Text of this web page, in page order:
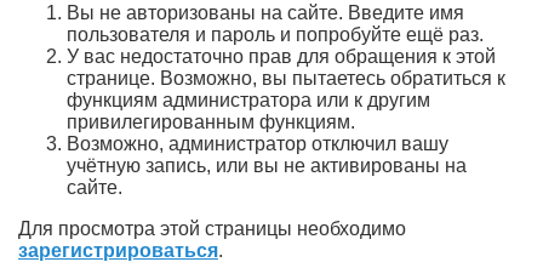
Вы не авторизованы на сайте. Введите имя
пользователя и пароль и попробуйте ещё раз.
У вас недостаточно прав для обращения к этой
странице. Возможно, вы пытаетесь обратиться к
функциям администратора или к другим
привилегированным функциям.
Возможно, администратор отключил вашу
учётную запись, или вы не активированы на
сайте.
Для просмотра этой страницы необходимо
зарегистрироваться.